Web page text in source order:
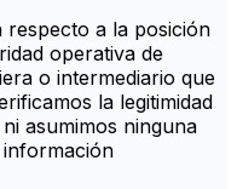
respecto a la posición
operativa de
o intermediario que
la legitimidad
asumimos ninguna